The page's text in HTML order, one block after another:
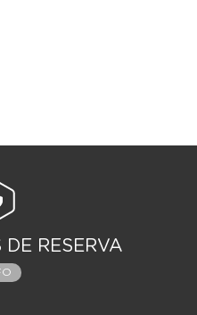
DE RESERVA